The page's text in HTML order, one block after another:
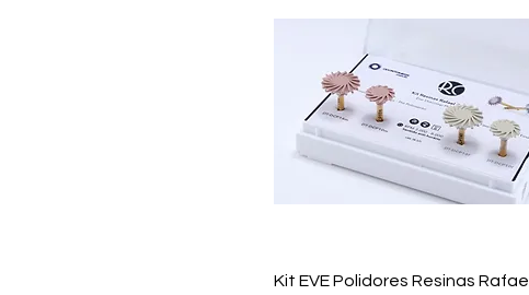
Visualização rápida
Kit EVE Polidores Resinas Rafael